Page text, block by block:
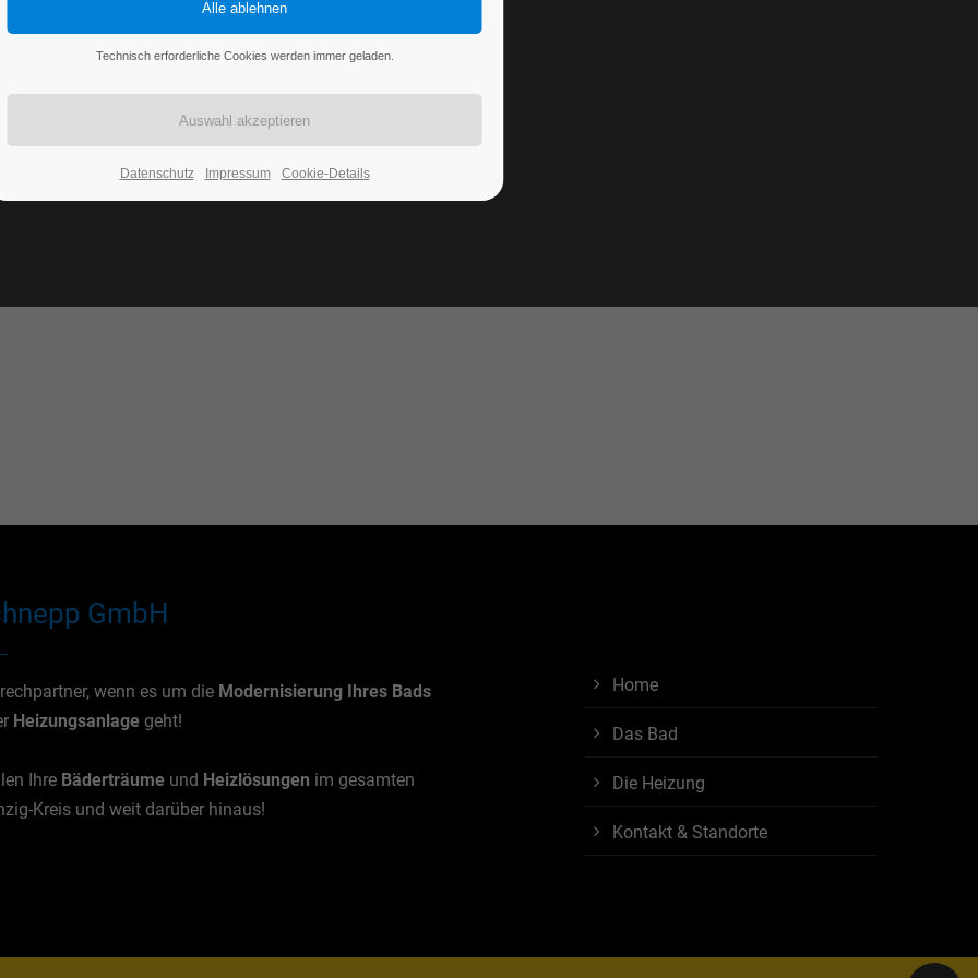
GmbH
wenn es um die Modernisierung Ihres Bads
Heizungsanlage geht!
Ihre Bäderträume und Heizlösungen im gesamten
Kreis und weit darüber hinaus!
Home
Das Bad
Die Heizung
Kontakt & Standorte
Technisch erforderliche Cookies werden immer geladen.
Datenschutz Impressum Cookie-Details